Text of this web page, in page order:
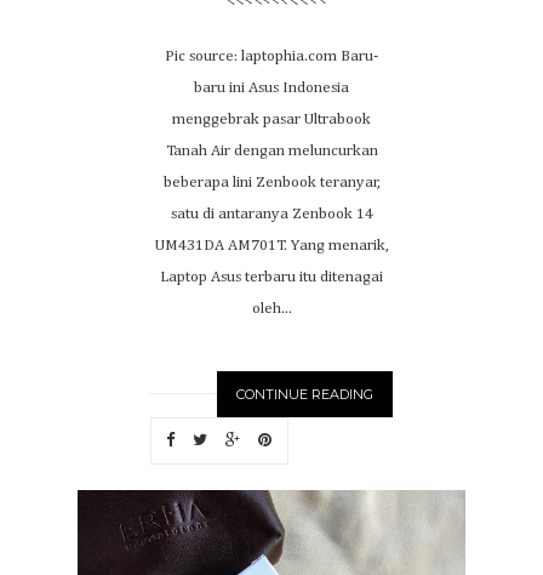
Pic source: laptophia.com Baru-
baru ini Asus Indonesia
menggebrak pasar Ultrabook
Tanah Air dengan meluncurkan
beberapa lini Zenbook teranyar,
satu di antaranya Zenbook 14
UM431DA AM701T. Yang menarik,
Laptop Asus terbaru itu ditenagai
oleh...
CONTINUE READING